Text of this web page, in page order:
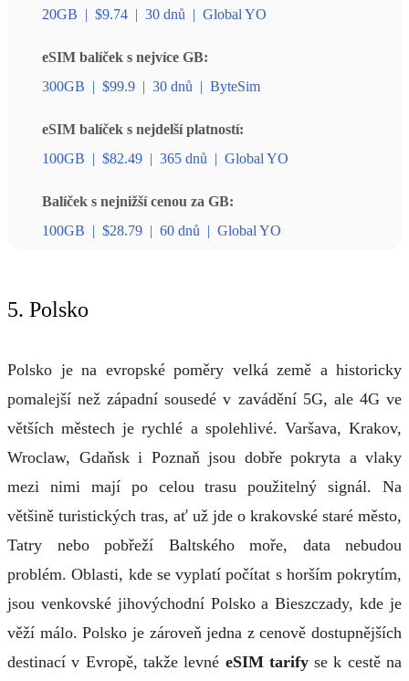
20GB | $9.74 | 30 dnů | Global YO
eSIM balíček s nejvíce GB:
300GB | $99.9 | 30 dnů | ByteSim
eSIM balíček s nejdelší platností:
100GB | $82.49 | 365 dnů | Global YO
Balíček s nejnižší cenou za GB:
100GB | $28.79 | 60 dnů | Global YO
5. Polsko
Polsko je na evropské poměry velká země a historicky
pomalejší než západní sousedé v zavádění 5G, ale 4G ve
větších městech je rychlé a spolehlivé. Varšava, Krakov,
Wroclaw, Gdaňsk i Poznaň jsou dobře pokryta a vlaky
mezi nimi mají po celou trasu použitelný signál. Na
většině turistických tras, ať už jde o krakovské staré město,
Tatry nebo pobřeží Baltského moře, data nebudou
problém. Oblasti, kde se vyplatí počítat s horším pokrytím,
jsou venkovské jihovýchodní Polsko a Bieszczady, kde je
věží málo. Polsko je zároveň jedna z cenově dostupnějších
destinací v Evropě, takže levné eSIM tarifyse k cestě na